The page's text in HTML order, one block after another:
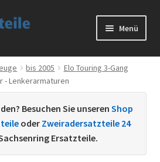
Menü
bis 2005
Elo Touring 3-Gang
- Lenkerarmaturen
Besuchen Sie unseren Shop
oder Zweiradersatzteile 24
Ersatzteile.